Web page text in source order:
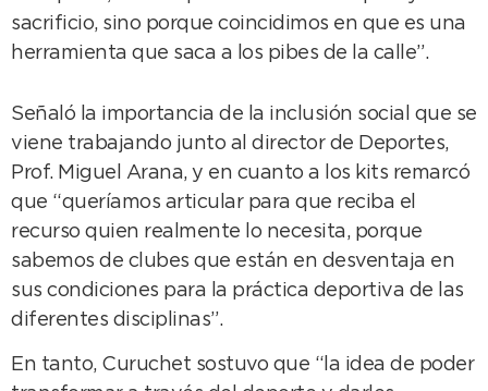
sacrificio, sino porque coincidimos en que es una
herramienta que saca a los pibes de la calle”.
Señaló la importancia de la inclusión social que se
viene trabajando junto al director de Deportes,
Prof. Miguel Arana, y en cuanto a los kits remarcó
que “queríamos articular para que reciba el
recurso quien realmente lo necesita, porque
sabemos de clubes que están en desventaja en
sus condiciones para la práctica deportiva de las
diferentes disciplinas”.
En tanto, Curuchet sostuvo que “la idea de poder